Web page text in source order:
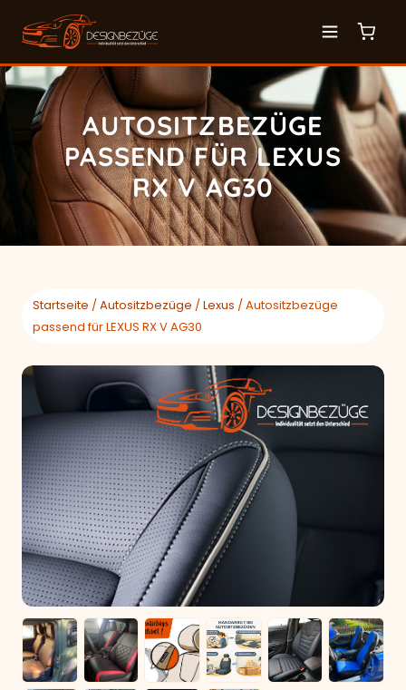
AUTOSITZBEZÜGE
PASSEND FÜR LEXUS
RX V AG30
Startseite /Autositzbezüge /Lexus / Autositzbezüge
passend für LEXUS RX V AG30